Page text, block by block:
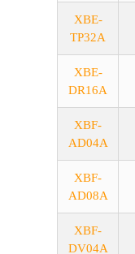
XBE-
TP32A
XBE-
DR16A
XBF-
AD04A
XBF-
AD08A
XBF-
DV04A